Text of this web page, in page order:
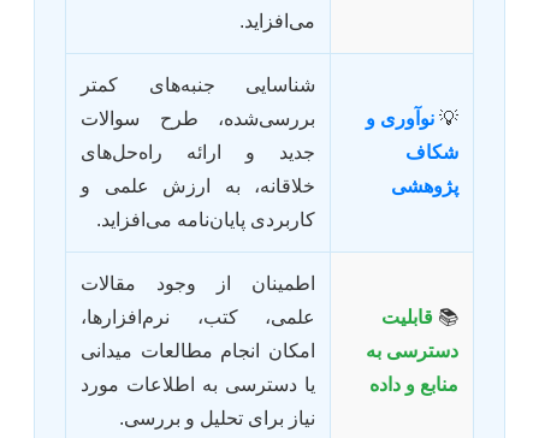
می‌افزاید.
💡 نوآوری و
شکاف
پژوهشی
شناسایی جنبه‌های کمتر
بررسی‌شده، طرح سوالات
جدید و ارائه راه‌حل‌های
خلاقانه، به ارزش علمی و
کاربردی پایان‌نامه می‌افزاید.
📚 قابلیت
دسترسی به
منابع و داده
اطمینان از وجود مقالات
علمی، کتب، نرم‌افزارها،
امکان انجام مطالعات میدانی
یا دسترسی به اطلاعات مورد
نیاز برای تحلیل و بررسی.